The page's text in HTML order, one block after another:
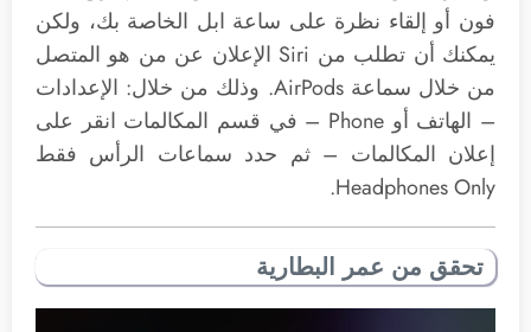
فون أو إلقاء نظرة على ساعة ابل الخاصة بك، ولكن
يمكنك أن تطلب من Siri الإعلان عن من هو المتصل
من خلال سماعة ‌AirPods‌. وذلك من خلال: الإعدادات
– الهاتف أو Phone – في قسم المكالمات انقر على
إعلان المكالمات – ثم حدد سماعات الرأس فقط
Headphones Only.
تحقق من عمر البطارية